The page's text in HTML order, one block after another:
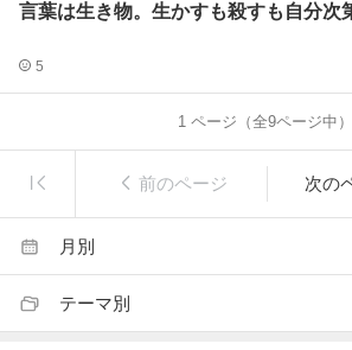
言葉は生き物。生かすも殺すも自分次
5
1 ページ（全9ページ中）
前のページ 次の
月別
テーマ別